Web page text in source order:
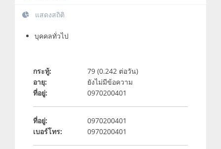
แสดงสถิติ
บุคคลทั่วไป
กระทู้:
79 (0.242 ต่อวัน)
อายุ:
ยังไม่มีข้อความ
ที่อยู่:
0970200401
ที่อยู่:
0970200401
เบอร์โทร:
0970200401